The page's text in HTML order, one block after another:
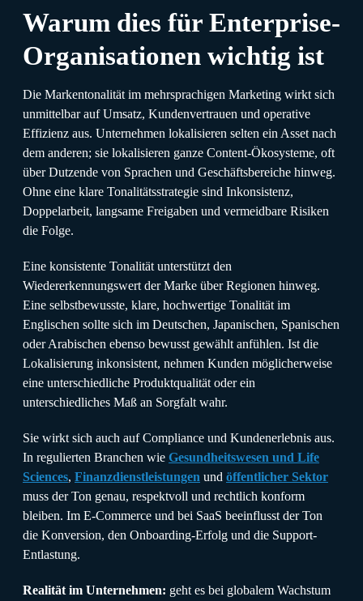
Warum dies für Enterprise-
Organisationen wichtig ist
Die Markentonalität im mehrsprachigen Marketing wirkt sich
unmittelbar auf Umsatz, Kundenvertrauen und operative
Effizienz aus. Unternehmen lokalisieren selten ein Asset nach
dem anderen; sie lokalisieren ganze Content-Ökosysteme, oft
über Dutzende von Sprachen und Geschäftsbereiche hinweg.
Ohne eine klare Tonalitätsstrategie sind Inkonsistenz,
Doppelarbeit, langsame Freigaben und vermeidbare Risiken
die Folge.
Eine konsistente Tonalität unterstützt den
Wiedererkennungswert der Marke über Regionen hinweg.
Eine selbstbewusste, klare, hochwertige Tonalität im
Englischen sollte sich im Deutschen, Japanischen, Spanischen
oder Arabischen ebenso bewusst gewählt anfühlen. Ist die
Lokalisierung inkonsistent, nehmen Kunden möglicherweise
eine unterschiedliche Produktqualität oder ein
unterschiedliches Maß an Sorgfalt wahr.
Sie wirkt sich auch auf Compliance und Kundenerlebnis aus.
In regulierten Branchen wie Gesundheitswesen und Life
Sciences, Finanzdienstleistungen und öffentlicher Sektor
muss der Ton genau, respektvoll und rechtlich konform
bleiben. Im E-Commerce und bei SaaS beeinflusst der Ton
die Konversion, den Onboarding-Erfolg und die Support-
Entlastung.
Realität im Unternehmen: geht es bei globalem Wachstum